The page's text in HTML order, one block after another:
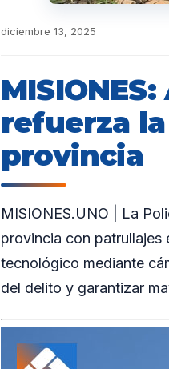
diciembre 13, 2025
refuerza
provincia
MISIONES.UNO | La
provincia con patrullajes
tecnológico mediante
del delito y garantizar